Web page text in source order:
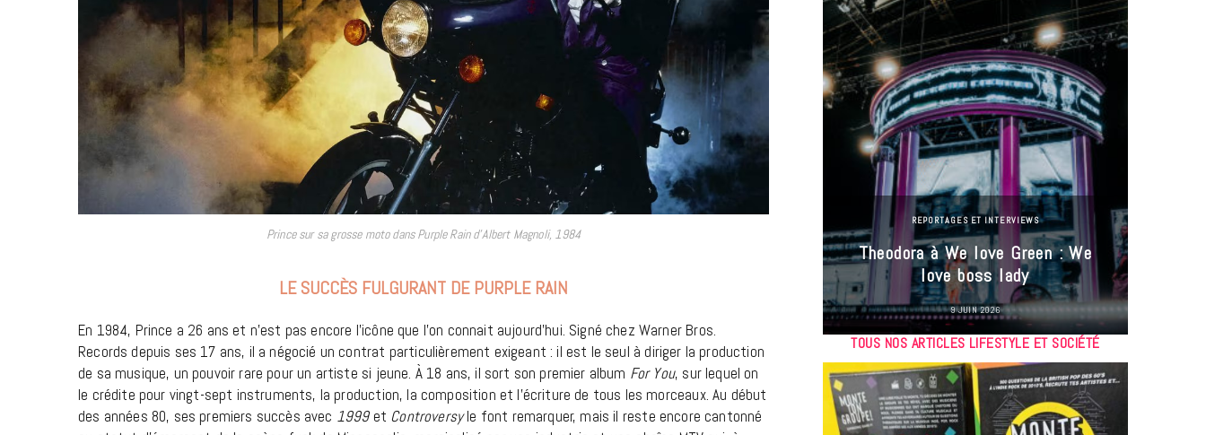
Prince sur sa grosse moto dans Purple Rain d’Albert Magnoli, 1984
LE SUCCÈS FULGURANT DE PURPLE RAIN
En 1984, Prince a 26 ans et n’est pas encore l’icône que l’on connait aujourd’hui. Signé chez Warner Bros.
Records depuis ses 17 ans, il a négocié un contrat particulièrement exigeant : il est le seul à diriger la production
de sa musique, un pouvoir rare pour un artiste si jeune. À 18 ans, il sort son premier album For You, sur lequel on
le crédite pour vingt-sept instruments, la production, la composition et l’écriture de tous les morceaux. Au début
des années 80, ses premiers succès avec 1999et Controversyle font remarquer, mais il reste encore cantonné
REPORTAGES ET INTERVIEWS
Theodora à We love Green : We
love boss lady
9 JUIN 2026
TOUS NOS ARTICLES LIFESTYLE ET SOCIÉTÉ